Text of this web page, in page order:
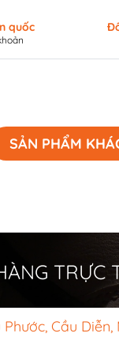
quốc
SẢN PHẨM
TRỰC
Cầu Diễn,